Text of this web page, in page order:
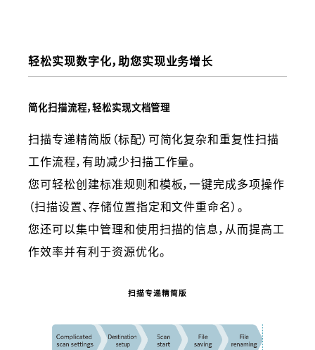
轻松实现数字化，助您实现业务增长
简化扫描流程，轻松实现文档管理
扫描专递精简版（标配）可简化复杂和重复性扫描
工作流程，有助减少扫描工作量。
您可轻松创建标准规则和模板，一键完成多项操作
（扫描设置、存储位置指定和文件重命名）。
您还可以集中管理和使用扫描的信息，从而提高工
作效率并有利于资源优化。
扫描专递精简版